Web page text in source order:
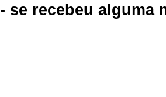
- se recebeu alguma